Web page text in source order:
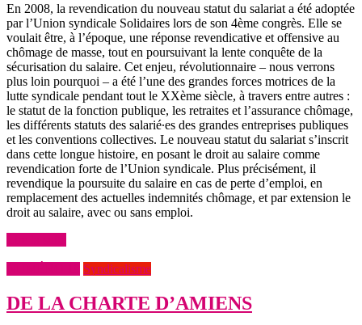
En 2008, la revendication du nouveau statut du salariat a été adoptée
par l’Union syndicale Solidaires lors de son 4ème congrès. Elle se
voulait être, à l’époque, une réponse revendicative et offensive au
chômage de masse, tout en poursuivant la lente conquête de la
sécurisation du salaire. Cet enjeu, révolutionnaire – nous verrons
plus loin pourquoi – a été l’une des grandes forces motrices de la
lutte syndicale pendant tout le XXème siècle, à travers entre autres :
le statut de la fonction publique, les retraites et l’assurance chômage,
les différents statuts des salarié∙es des grandes entreprises publiques
et les conventions collectives. Le nouveau statut du salariat s’inscrit
dans cette longue histoire, en posant le droit au salaire comme
revendication forte de l’Union syndicale. Plus précisément, il
revendique la poursuite du salaire en cas de perte d’emploi, en
remplacement des actuelles indemnités chômage, et par extension le
droit au salaire, avec ou sans emploi.
Syndicalisme
DE LA CHARTE D’AMIENS